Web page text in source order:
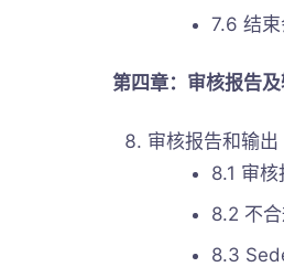
7.6 结
第四章：审核报告
审核报告和输出
8.1 审
8.2 不
8.3